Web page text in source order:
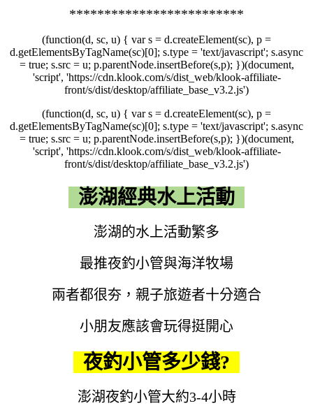
*************************
(function(d, sc, u) { var s = d.createElement(sc), p =
d.getElementsByTagName(sc)[0]; s.type = 'text/javascript'; s.async
= true; s.src = u; p.parentNode.insertBefore(s,p); })(document,
'script', 'https://cdn.klook.com/s/dist_web/klook-affiliate-
front/s/dist/desktop/affiliate_base_v3.2.js')
(function(d, sc, u) { var s = d.createElement(sc), p =
d.getElementsByTagName(sc)[0]; s.type = 'text/javascript'; s.async
= true; s.src = u; p.parentNode.insertBefore(s,p); })(document,
'script', 'https://cdn.klook.com/s/dist_web/klook-affiliate-
front/s/dist/desktop/affiliate_base_v3.2.js')
澎湖經典水上活動
澎湖的水上活動繁多
最推夜釣小管與海洋牧場
兩者都很夯，親子旅遊者十分適合
小朋友應該會玩得挺開心
夜釣小管多少錢?
澎湖夜釣小管大約3-4小時